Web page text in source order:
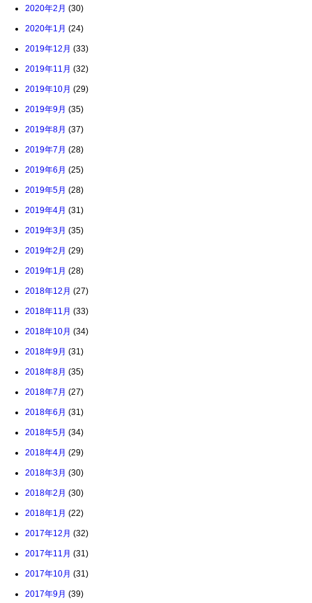
2020年2月 (30)
2020年1月 (24)
2019年12月 (33)
2019年11月 (32)
2019年10月 (29)
2019年9月 (35)
2019年8月 (37)
2019年7月 (28)
2019年6月 (25)
2019年5月 (28)
2019年4月 (31)
2019年3月 (35)
2019年2月 (29)
2019年1月 (28)
2018年12月 (27)
2018年11月 (33)
2018年10月 (34)
2018年9月 (31)
2018年8月 (35)
2018年7月 (27)
2018年6月 (31)
2018年5月 (34)
2018年4月 (29)
2018年3月 (30)
2018年2月 (30)
2018年1月 (22)
2017年12月 (32)
2017年11月 (31)
2017年10月 (31)
2017年9月 (39)